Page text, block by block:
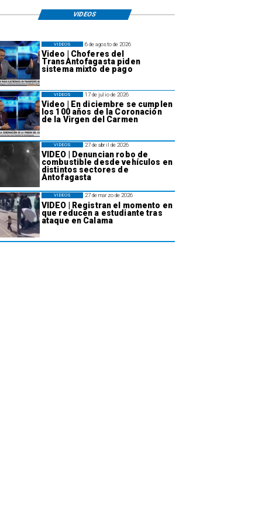
VIDEOS
6 de agosto de 2026
Video | Choferes del
TransAntofagasta piden
sistema mixto de pago
VIDEOS
17 de julio de 2026
Video | En diciembre se cumplen
los 100 años de la Coronación
de la Virgen del Carmen
VIDEOS
27 de abril de 2026
VIDEO | Denuncian robo de
combustible desde vehículos en
distintos sectores de
Antofagasta
VIDEOS
27 de marzo de 2026
VIDEO | Registran el momento en
que reducen a estudiante tras
ataque en Calama
VIDEOS